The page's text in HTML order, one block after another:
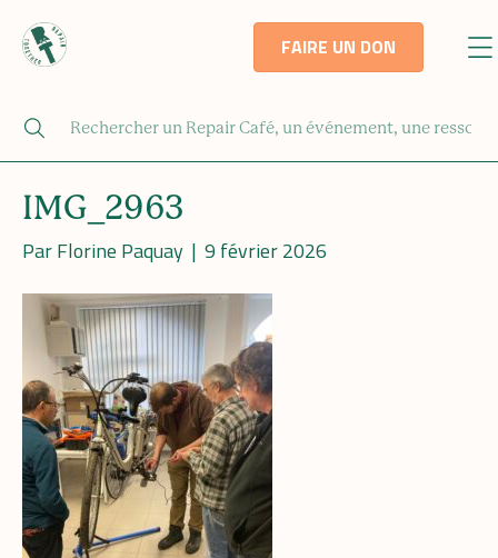
FAIRE UN DON
IMG_2963
ParFlorine Paquay | 9 février 2026